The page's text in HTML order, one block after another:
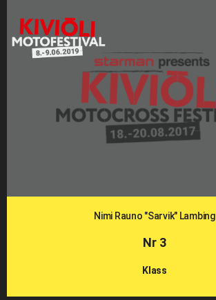
Nimi Rauno "Sarvik" Lambing
Nr 3
Klass